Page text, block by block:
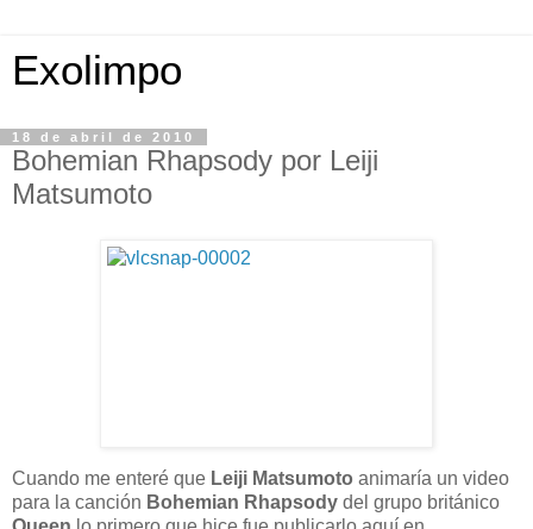
Exolimpo
18 de abril de 2010
Bohemian Rhapsody por Leiji
Matsumoto
Cuando me enteré que Leiji Matsumoto animaría un video
para la canción Bohemian Rhapsody del grupo británico